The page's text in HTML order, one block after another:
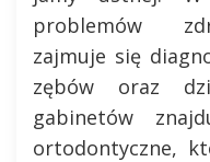
problemów
zajmuje się
zębów oraz
gabinetów
ortodontyczne,